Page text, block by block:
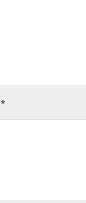
*